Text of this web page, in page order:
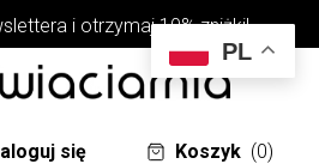
i otrzymaj 10% zniżki!
się Koszyk (0)
PL